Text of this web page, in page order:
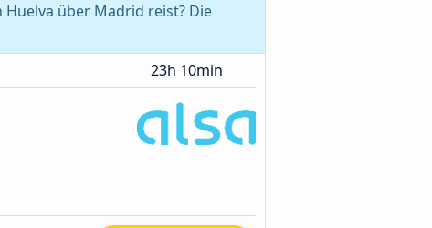
Huelva über Madrid reist? Die
23h 10min